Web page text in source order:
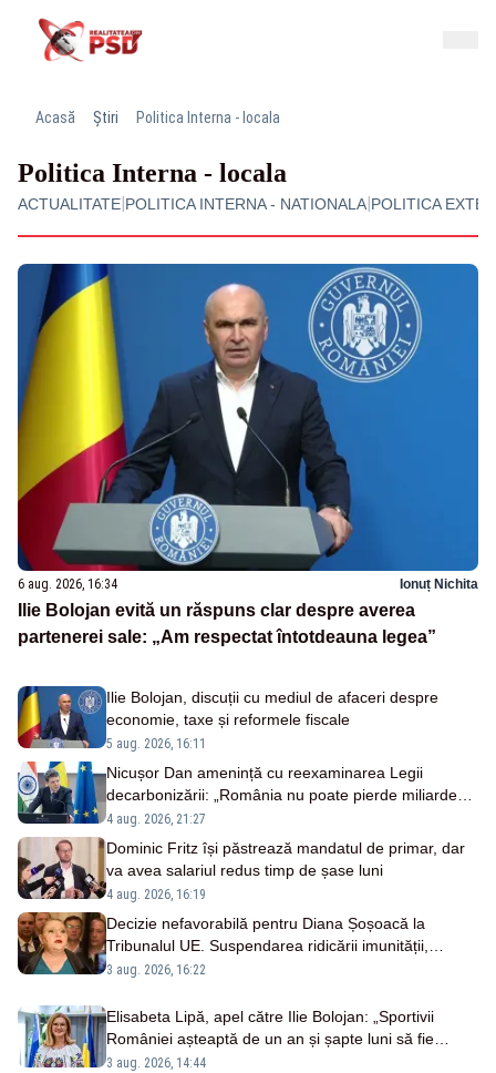
Acasă Știri Politica Interna - locala
Politica Interna - locala
ACTUALITATE|POLITICA INTERNA - NATIONALA|POLITICA
6 aug. 2026, 16:34 Ionuț Nichita
Ilie Bolojan evită un răspuns clar despre averea
partenerei sale: „Am respectat întotdeauna legea”
Ilie Bolojan, discuții cu mediul de afaceri despre
economie, taxe și reformele fiscale
5 aug. 2026, 16:11
Nicușor Dan amenință cu reexaminarea Legii
decarbonizării: „România nu poate pierde miliarde
din PNRR”
4 aug. 2026, 21:27
Dominic Fritz își păstrează mandatul de primar, dar
va avea salariul redus timp de șase luni
4 aug. 2026, 16:19
Decizie nefavorabilă pentru Diana Șoșoacă la
Tribunalul UE. Suspendarea ridicării imunității,
respinsă
3 aug. 2026, 16:22
Elisabeta Lipă, apel către Ilie Bolojan: „Sportivii
României așteaptă de un an și șapte luni să fie
premiați”
3 aug. 2026, 14:44